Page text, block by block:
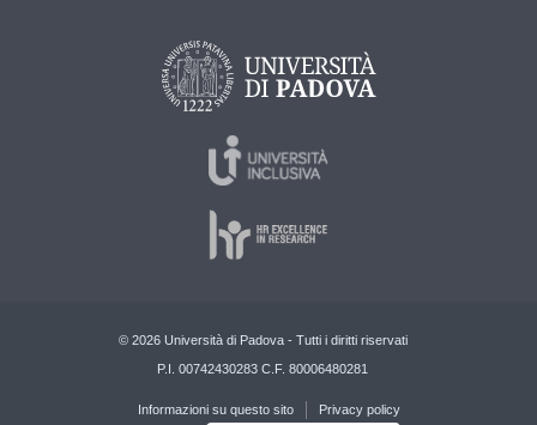
© 2026 Università di Padova - Tutti i diritti riservati
P.I. 00742430283 C.F. 80006480281
Informazioni su questo sito Privacy policy